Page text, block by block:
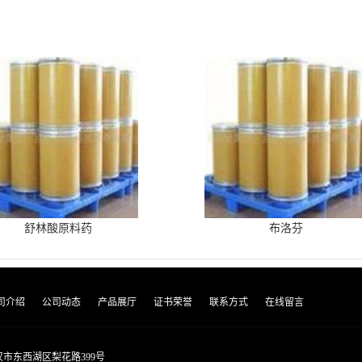
舒林酸原料药 布洛芬
介绍 公司动态 产品展厅 证书荣誉 联系方式 在线留言
市东西湖区梨花路399号